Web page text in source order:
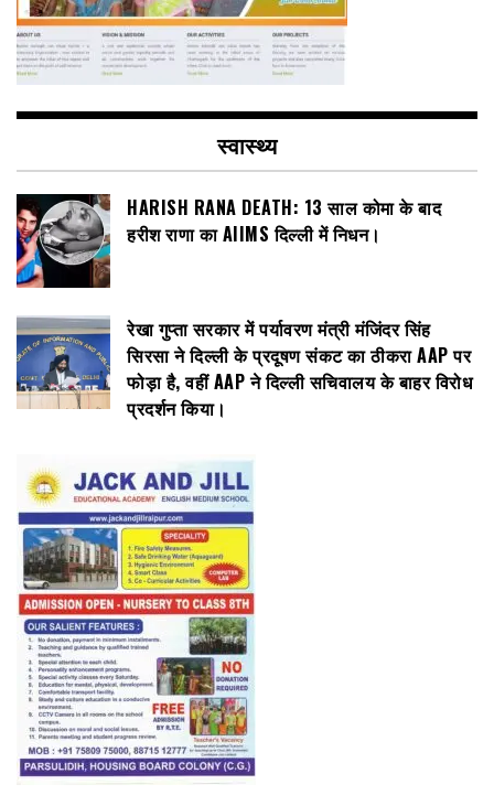
स्वास्थ्य
HARISH RANA DEATH: 13 साल कोमा के बाद
हरीश राणा का AIIMS दिल्ली में निधन।
रेखा गुप्ता सरकार में पर्यावरण मंत्री मंजिंदर सिंह
सिरसा ने दिल्ली के प्रदूषण संकट का ठीकरा AAP पर
फोड़ा है, वहीं AAP ने दिल्ली सचिवालय के बाहर विरोध
प्रदर्शन किया।